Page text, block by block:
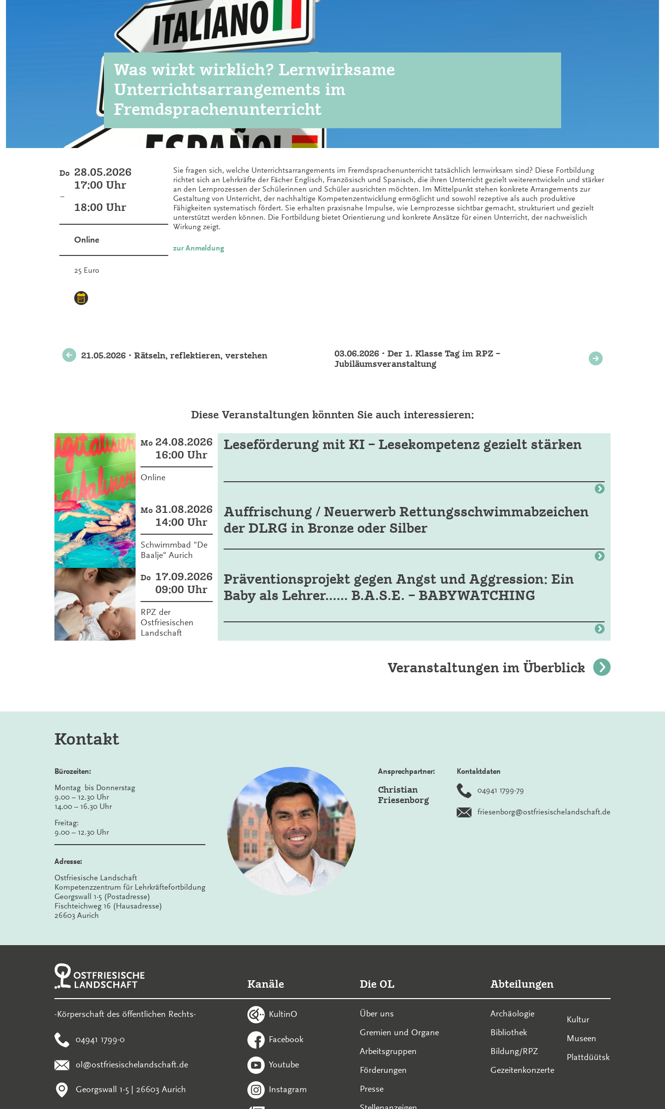
Was wirkt wirklich? Lernwirksame
Unterrichtsarrangements im
Fremdsprachenunterricht
Do 28.05.2026
17:00 Uhr
–
18:00 Uhr
Online
25 Euro
Sie fragen sich, welche Unterrichtsarrangements im Fremdsprachenunterricht tatsächlich lernwirksam sind? Diese Fortbildung
richtet sich an Lehrkräfte der Fächer Englisch, Französisch und Spanisch, die ihren Unterricht gezielt weiterentwickeln und stärker
an den Lernprozessen der Schülerinnen und Schüler ausrichten möchten. Im Mittelpunkt stehen konkrete Arrangements zur
Gestaltung von Unterricht, der nachhaltige Kompetenzentwicklung ermöglicht und sowohl rezeptive als auch produktive
Fähigkeiten systematisch fördert. Sie erhalten praxisnahe Impulse, wie Lernprozesse sichtbar gemacht, strukturiert und gezielt
unterstützt werden können. Die Fortbildung bietet Orientierung und konkrete Ansätze für einen Unterricht, der nachweislich
Wirkung zeigt.
zur Anmeldung
Weitere
21.05.2026 • Rätseln, reflektieren, verstehen
03.06.2026 • Der 1. Klasse Tag im RPZ –
Jubiläumsveranstaltung
Diese Veranstaltungen könnten Sie auch interessieren:
Mo 24.08.2026
16:00 Uhr
Online
Leseförderung mit KI – Lesekompetenz gezielt stärken
Mo 31.08.2026
14:00 Uhr
Schwimmbad "De
Baalje" Aurich
Auffrischung / Neuerwerb Rettungsschwimmabzeichen
der DLRG in Bronze oder Silber
Do 17.09.2026
09:00 Uhr
RPZ der
Ostfriesischen
Landschaft
Präventionsprojekt gegen Angst und Aggression: Ein
Baby als Lehrer…… B.A.S.E. – BABYWATCHING
Veranstaltungen im Überblick
Kontakt
Bürozeiten:
Montag bis Donnerstag
9.00 – 12.30 Uhr
14.00 – 16.30 Uhr
Freitag:
9.00 – 12.30 Uhr
Adresse:
Ostfriesische Landschaft
Kompetenzzentrum für Lehrkräftefortbildung
Georgswall 1-5 (Postadresse)
Fischteichweg 16 (Hausadresse)
26603 Aurich
Ansprechpartner:
Christian
Friesenborg
Kontaktdaten
04941 1799-79
friesenborg@ostfriesischelandschaft.de
-Körperschaft des öffentlichen Rechts-
04941 1799-0
ol@ostfriesischelandschaft.de
Georgswall 1-5 | 26603 Aurich
Kanäle
KultinO
Facebook
Youtube
Instagram
Die OL
Über uns
Gremien und Organe
Arbeitsgruppen
Förderungen
Presse
Abteilungen
Archäologie
Bibliothek
Bildung/RPZ
Gezeitenkonzerte
Kultur
Museen
Plattdüütsk